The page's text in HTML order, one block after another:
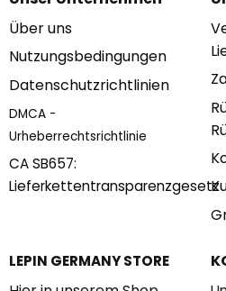
Über uns
Nutzungsbedingungen
Datenschutzrichtlinien
DMCA -
Urheberrechtsrichtlinie
CA SB657:
Lieferkettentransparenzgesetz
LEPIN GERMANY STORE